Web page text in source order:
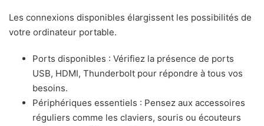
Les connexions disponibles élargissent les possibilités de
votre ordinateur portable.
Ports disponibles : Vérifiez la présence de ports
USB, HDMI, Thunderbolt pour répondre à tous vos
besoins.
Périphériques essentiels : Pensez aux accessoires
réguliers comme les claviers, souris ou écouteurs